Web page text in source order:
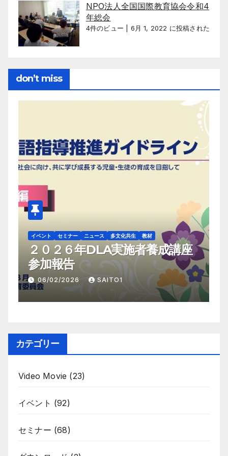
NPO法人全国国際教育協会令和4
年総会
4件のビュー 6月 1, 2022 に投稿された
don’t miss
イベント セミナー ニュース 多文化共生 教材
２０２６年DLA実施者養成講座
参加報告
06/02/2026 SAITO1
カテゴリー
Video Movie (23)
イベント (92)
セミナー (68)